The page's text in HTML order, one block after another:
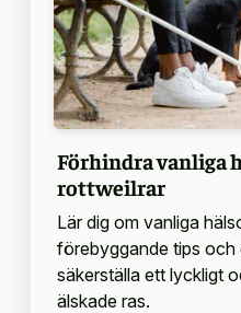
Förhindra vanliga
rottweilrar
Lär dig om vanliga
förebyggande tips
säkerställa ett lyckligt
älskade ras.